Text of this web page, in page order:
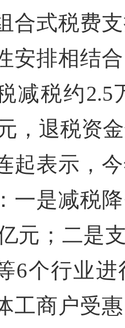
合式税费
安排相结
减税约
，退税资
表示，今
一是减税
元；二是
6个行业
工商户受